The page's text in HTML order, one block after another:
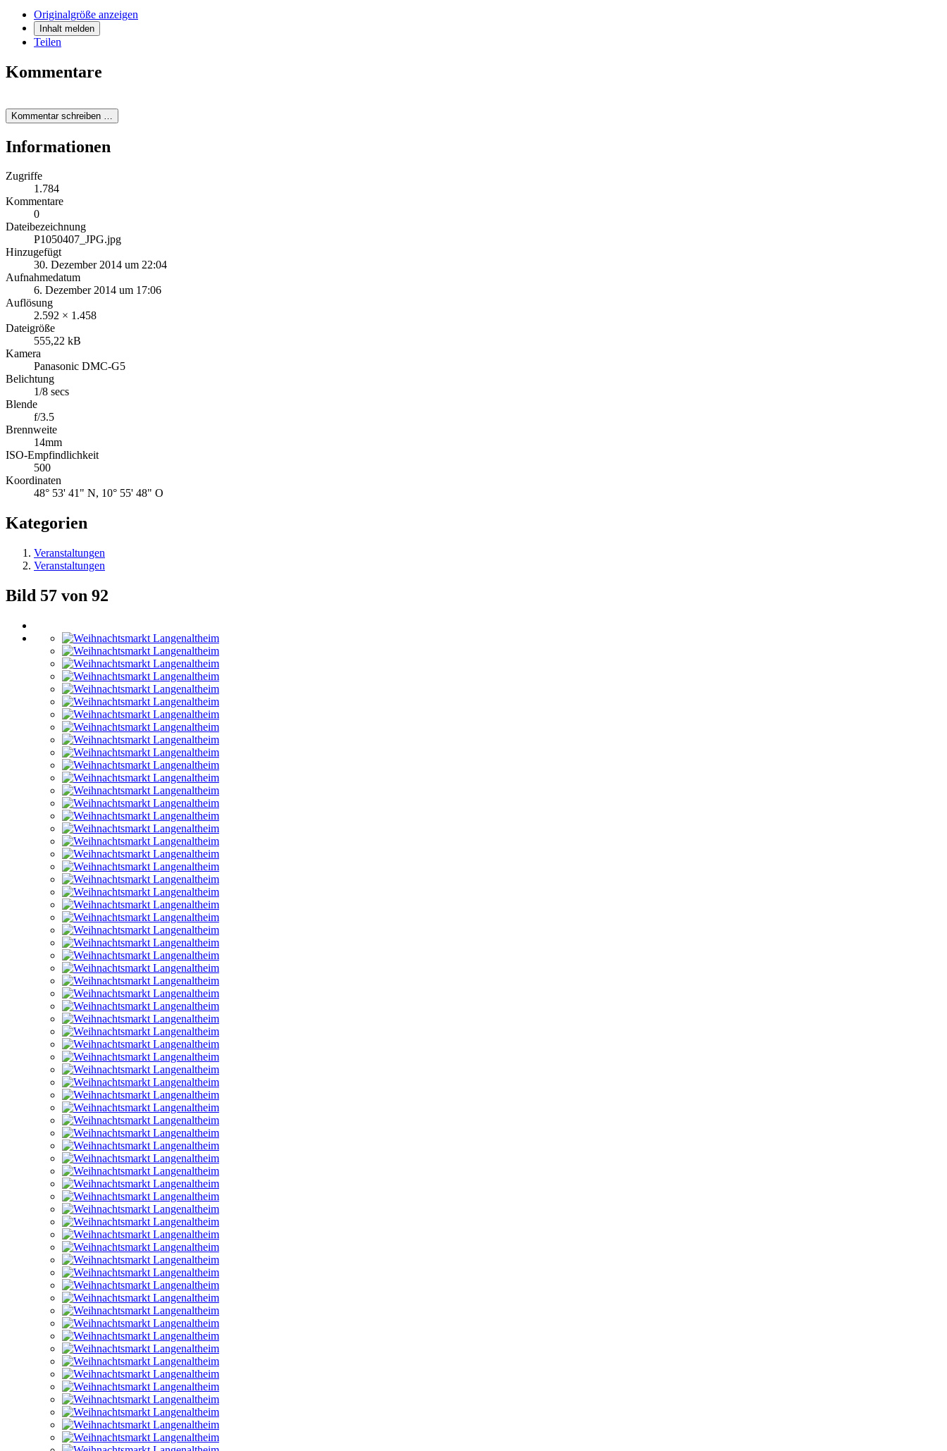
Originalgröße anzeigen
Inhalt melden
Teilen
Kommentare
Kommentar schreiben …
Informationen
Zugriffe
1.784
Kommentare
0
Dateibezeichnung
P1050407_JPG.jpg
Hinzugefügt
30. Dezember 2014 um 22:04
Aufnahmedatum
6. Dezember 2014 um 17:06
Auflösung
2.592 × 1.458
Dateigröße
555,22 kB
Kamera
Panasonic DMC-G5
Belichtung
1/8 secs
Blende
f/3.5
Brennweite
14mm
ISO-Empfindlichkeit
500
Koordinaten
48° 53' 41" N, 10° 55' 48" O
Kategorien
Veranstaltungen
Veranstaltungen
Bild 57 von 92